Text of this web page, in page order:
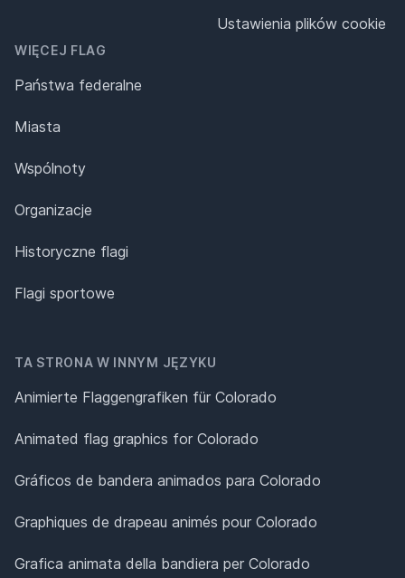
WIĘCEJ FLAG
Państwa federalne
Miasta
Wspólnoty
Organizacje
Historyczne flagi
Flagi sportowe
Ustawienia plików cookie
TA STRONA W INNYM JĘZYKU
Animierte Flaggengrafiken für Colorado
Animated flag graphics for Colorado
Gráficos de bandera animados para Colorado
Graphiques de drapeau animés pour Colorado
Grafica animata della bandiera per Colorado